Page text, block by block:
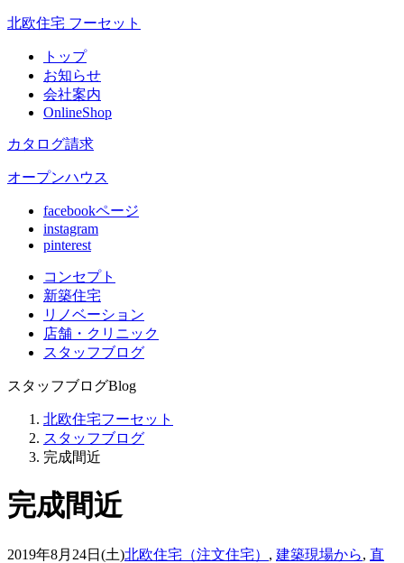
北欧住宅 フーセット
トップ
お知らせ
会社案内
OnlineShop
カタログ請求
オープンハウス
facebookページ
instagram
pinterest
コンセプト
新築住宅
リノベーション
店舗 ・クリニック
スタッフブログ
スタッフブログBlog
北欧住宅フーセット
スタッフブログ
完成間近
完成間近
2019年8月24日(土)北欧住宅（注文住宅） , 建築現場から, 直